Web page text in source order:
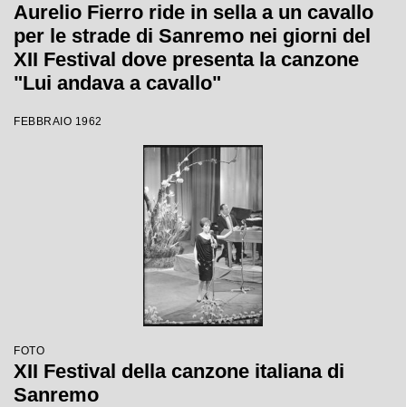
Aurelio Fierro ride in sella a un cavallo
per le strade di Sanremo nei giorni del
XII Festival dove presenta la canzone
"Lui andava a cavallo"
FEBBRAIO 1962
FOTO
XII Festival della canzone italiana di
Sanremo